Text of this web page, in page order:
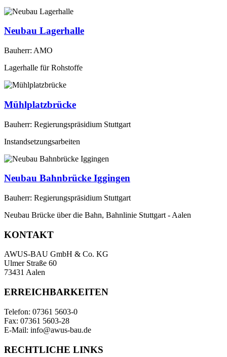
Neubau Lagerhalle
Bauherr: AMO
Lagerhalle für Rohstoffe
Mühlplatzbrücke
Bauherr: Regierungspräsidium Stuttgart
Instandsetzungsarbeiten
Neubau Bahnbrücke Iggingen
Bauherr: Regierungspräsidium Stuttgart
Neubau Brücke über die Bahn, Bahnlinie Stuttgart - Aalen
KONTAKT
AWUS-BAU GmbH & Co. KG
Ulmer Straße 60
73431 Aalen
ERREICHBARKEITEN
Telefon: 07361 5603-0
Fax: 07361 5603-28
E-Mail: info@awus-bau.de
RECHTLICHE LINKS